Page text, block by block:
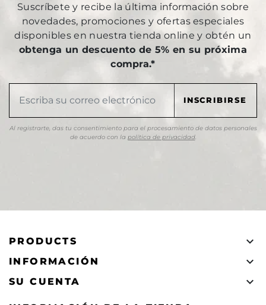
Suscríbete y recibe la última información sobre
novedades, promociones y ofertas especiales
disponibles en nuestra tienda online y obtén un
obtenga un descuento de 5% en su próxima
compra.*
Al registrarte, das tu consentimiento para el procesamiento de datos personales
de acuerdo con la política de privacidad.
PRODUCTS 
INFORMACIÓN 
SU CUENTA 